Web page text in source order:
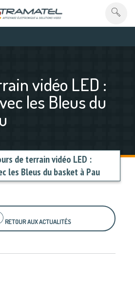
vidéo LED :
les Bleus du
de terrain vidéo LED :
les Bleus du basket à Pau
RETOUR AUX ACTUALITÉS